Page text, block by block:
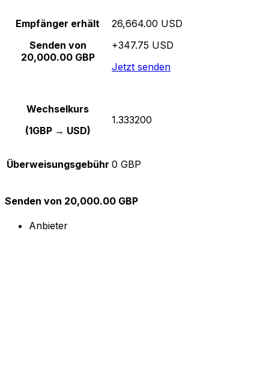
Empfänger erhält
Senden von
20,000.00 GBP
26,664.00 USD
+347.75 USD
Jetzt senden
Wechselkurs
(1GBP → USD)
1.333200
Überweisungsgebühr 0 GBP
Senden von 20,000.00 GBP
Anbieter